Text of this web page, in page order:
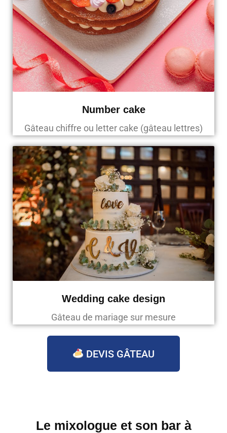
Number cake
Gâteau chiffre ou letter cake (gâteau lettres)
Wedding cake design
Gâteau de mariage sur mesure
DEVIS GÂTEAU
Le mixologue et son bar à